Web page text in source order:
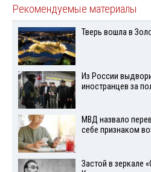
Рекомендуемые материалы
Тверь вошла в
Из России
иностранцев за
МВД назвало
себе признаком
Застой в зеркале